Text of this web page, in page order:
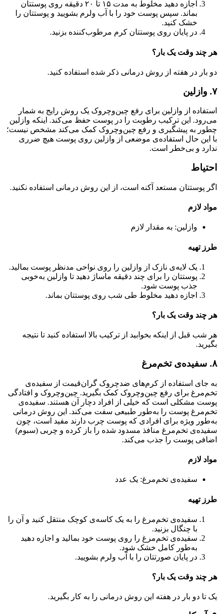
اجازه دهید مخلوط به مدت ۱۵ تا ۲۰ دقیقه روی پوستتان
بماند. سپس پوست خود را با آب ولرم بشویید و پوستتان را
خشک کنید.
در پایان روی پوستتان کرم مرطوب‌کننده بزنید‌‌.
هر چند وقت یک بار؟
دو بار در هفته از روش درمانی ذکر شده استفاده کنید.
۷‌. وازلین
استفاده از وازلین برای رفع چین‌وچروک یک روش رایج به شمار
می‌رود. این ترکیب رطوبت را در پوست حفظ می‌کند. اینکه وازلین
چطور به پیشگیری و رفع چین‌وچروک کمک می‌کند مشخص نیست؛
با این حال استفاده‌ی موضعی از وازلین روی پوست هیچ ضرری
ندارد و بی‌خطر است.
احتیاط
اگر پوستتان مستعد آکنه است، از این روش درمانی استفاده نکنید.
مواد لازم
وازلین: به مقدار لازم
طرز تهیه
یک لایه‌ی نازک از وازلین را روی نواحی مدنظر پوست بمالید.
پوستتان را برای چند دقیقه ماساژ دهید تا وازلین به‌خوبی
جذب پوست شود.
اجازه دهید مخلوط طی شب روی پوستتان بماند.
هر چند وقت یک بار؟
هر شب قبل از اینکه بخوابید از ترکیب بالا استفاده کنید تا نتیجه
بگیرید‌.
۸. سفیده‌ی تخم‌مرغ
به جای استفاده از کرم‌های ضدچروک گران‌قیمت از سفیده‌ی
تخم‌مرغ برای رفع چین‌وچروک کمک بگیرید. چین‌وچروک و افتادگی
پوست مشکلی است که خیلی از افراد دچار آن هستند. سفیده‌ی
تخم‌مرغ پوست را به‌طور طبیعی سفت می‌کند. این روش درمانی
به‌طور ویژه برای افرادی که پوست چرب دارند مفید است، چون
سفیده‌ی تخم‌مرغ منافذ مسدود شده را باز کرده و چربی (سبوم)
اضافی پوست را جذب می‌کند.
مواد لازم
سفیده‌ی تخم‌مرغ: یک عدد
طرز تهیه
سفیده‌ی تخم‌مرغ را به یک کاسه‌ی کوچک منتقل کنید و آن را
با چنگال بزنید.
سفیده‌ی تخم‌مرغ را روی پوست خود بمالید و اجازه دهید
به‌طور کامل خشک شود.
در پایان صورتتان را با آب ولرم بشویید.
هر چند وقت یک بار؟
یک تا دو بار در هفته این روش درمانی را به کار بگیرید.